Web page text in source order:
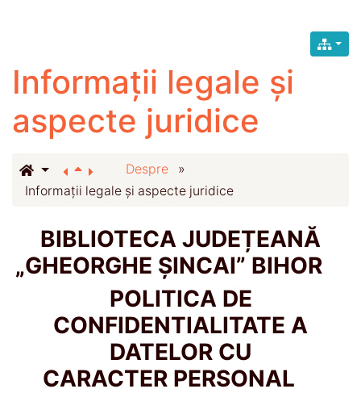
Informații legale și
aspecte juridice
Despre
»
Informații legale și aspecte juridice
BIBLIOTECA JUDEȚEANĂ
„GHEORGHE ȘINCAI” BIHOR
POLITICA DE
CONFIDENTIALITATE A
DATELOR CU
CARACTER PERSONAL